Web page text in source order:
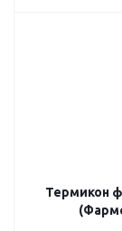
Термикон